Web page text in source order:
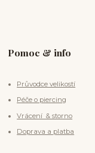
Pomoc & info
Průvodce velikostí
Péče o piercing
Vrácení & storno
Doprava a platba